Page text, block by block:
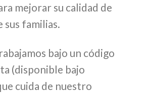
mejorar su calidad de
sus familias.
bajo un código
(disponible bajo
cuida de nuestro